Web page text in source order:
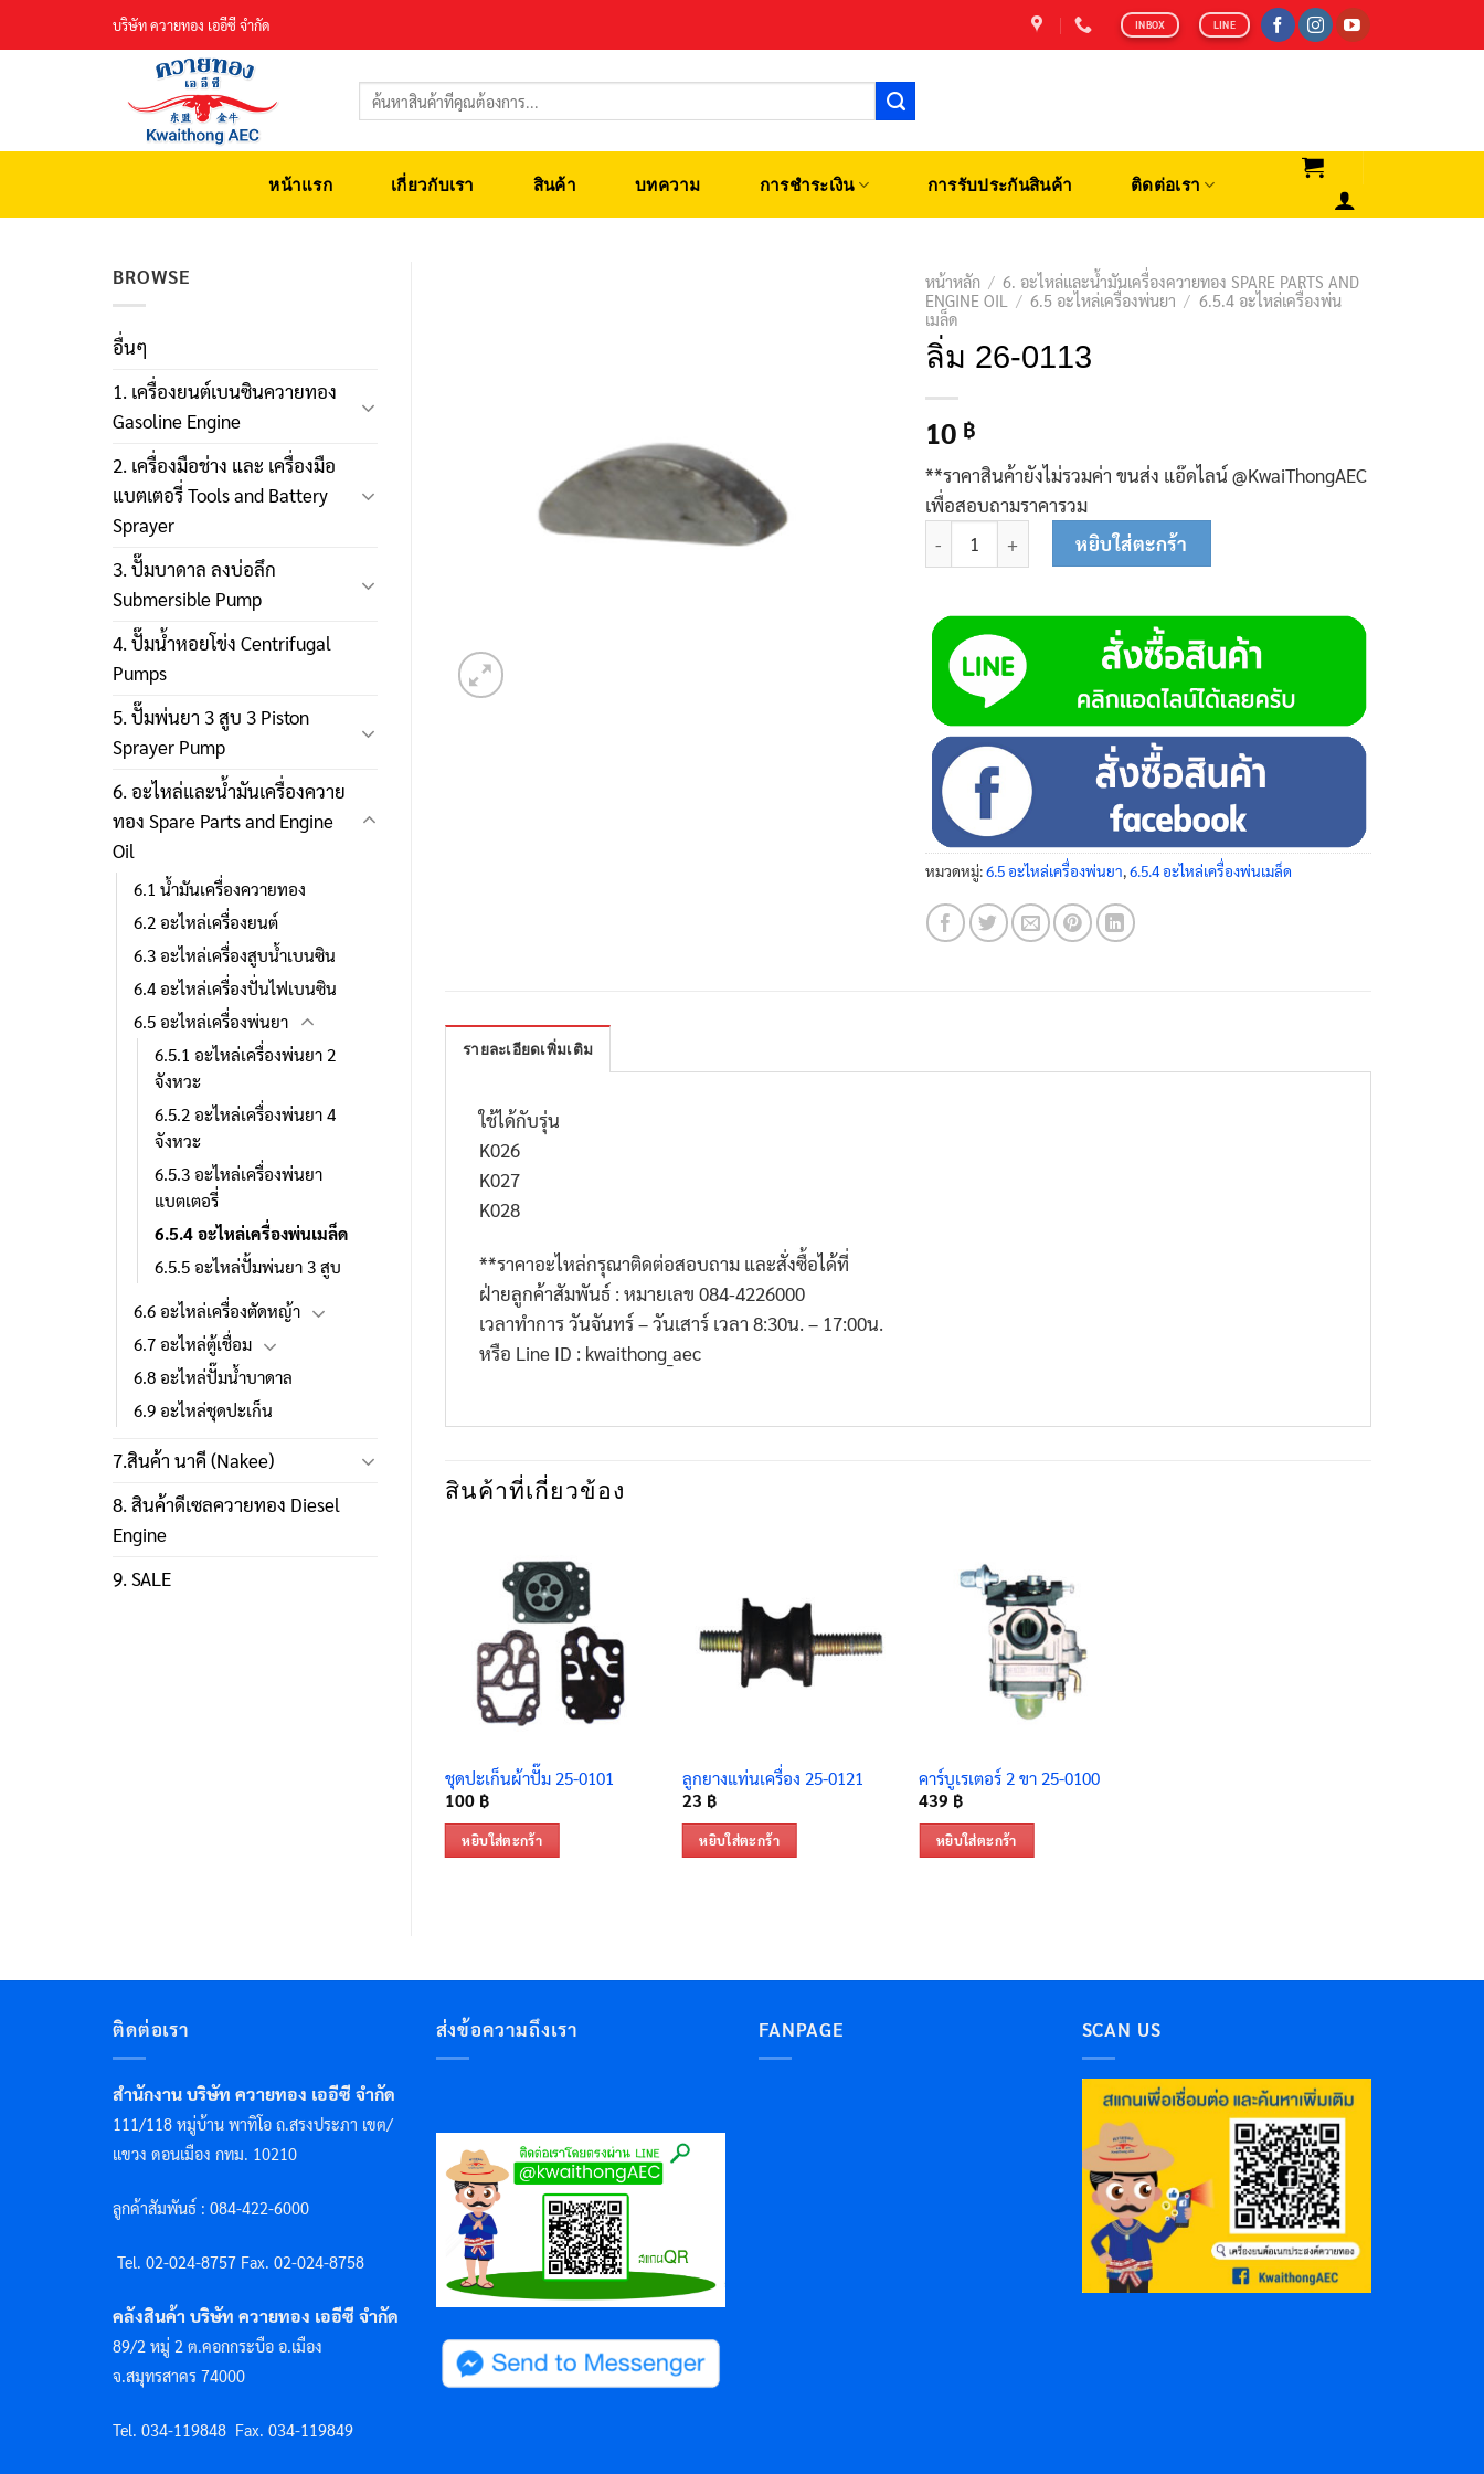
บริษัท ควายทอง เออีซี จำกัด INBOX LINE
ค้นหา:
หน้าแรก เกี่ยวกับเรา สินค้า บทความ การชำระเงิน การรับประกันสินค้า ติดต่อเรา
BROWSE
อื่นๆ
1. เครื่องยนต์เบนซินควายทอง
Gasoline Engine
2. เครื่องมือช่าง และ เครื่องมือ
แบตเตอรี่ Tools and Battery
Sprayer
3. ปั๊มบาดาล ลงบ่อลึก
Submersible Pump
4. ปั๊มน้ำหอยโข่ง Centrifugal
Pumps
5. ปั๊มพ่นยา 3 สูบ 3 Piston
Sprayer Pump
6. อะไหล่และน้ำมันเครื่องควาย
ทอง Spare Parts and Engine
Oil
6.1 น้ำมันเครื่องควายทอง
6.2 อะไหล่เครื่องยนต์
6.3 อะไหล่เครื่องสูบน้ำเบนซิน
6.4 อะไหล่เครื่องปั่นไฟเบนซิน
6.5 อะไหล่เครื่องพ่นยา
6.5.1 อะไหล่เครื่องพ่นยา 2
จังหวะ
6.5.2 อะไหล่เครื่องพ่นยา 4
จังหวะ
6.5.3 อะไหล่เครื่องพ่นยา
แบตเตอรี่
6.5.4 อะไหล่เครื่องพ่นเมล็ด
6.5.5 อะไหล่ปั้มพ่นยา 3 สูบ
6.6 อะไหล่เครื่องตัดหญ้า
6.7 อะไหล่ตู้เชื่อม
6.8 อะไหล่ปั๊มน้ำบาดาล
6.9 อะไหล่ชุดปะเก็น
7.สินค้า นาคี (Nakee)
8. สินค้าดีเซลควายทอง Diesel
Engine
9. SALE
หน้าหลัก / 6. อะไหล่และน้ำมันเครื่องควายทอง SPARE PARTS AND
ENGINE OIL
/ 6.5 อะไหล่เครื่องพ่นยา / 6.5.4 อะไหล่เครื่องพ่น
เมล็ด
ลิ่ม 26-0113
10 ฿
**ราคาสินค้ายังไม่รวมค่า ขนส่ง แอ๊ดไลน์ @KwaiThongAEC
เพื่อสอบถามราคารวม
จำนวน ลิ่ม 26-0113 ชิ้นหยิบใส่ตะกร้า
หมวดหมู่:6.5 อะไหล่เครื่องพ่นยา,6.5.4 อะไหล่เครื่องพ่นเมล็ด
รายละเอียดเพิ่มเติม
ใช้ได้กับรุ่น
K026
K027
K028
**ราคาอะไหล่กรุณาติดต่อสอบถาม และสั่งซื้อได้ที่
ฝ่ายลูกค้าสัมพันธ์ : หมายเลข 084-4226000
เวลาทำการ วันจันทร์ – วันเสาร์ เวลา 8:30น. – 17:00น.
หรือ Line ID : kwaithong_aec
สินค้าที่เกี่ยวข้อง
ชุดปะเก็นผ้าปั๊ม 25-0101
100 ฿
หยิบใส่ตะกร้า
ลูกยางแท่นเครื่อง 25-0121
23 ฿
หยิบใส่ตะกร้า
คาร์บูเรเตอร์ 2 ขา 25-0100
439 ฿
หยิบใส่ตะกร้า
ติดต่อเรา
สำนักงาน บริษัท ควายทอง เออีซี จำกัด
111/118 หมู่บ้าน พาทิโอ ถ.สรงประภา เขต/
แขวง ดอนเมือง กทม. 10210
ลูกค้าสัมพันธ์ : 084-422-6000
Tel. 02-024-8757 Fax. 02-024-8758
คลังสินค้า บริษัท ควายทอง เออีซี จำกัด
89/2 หมู่ 2 ต.คอกกระบือ อ.เมือง
จ.สมุทรสาคร 74000
Tel. 034-119848 Fax. 034-119849
ส่งข้อความถึงเรา FANPAGE SCAN US